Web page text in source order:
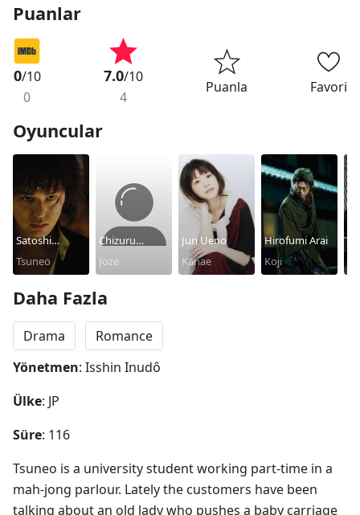
Puanlar
0/10
0
7.0/10
4
Puanla Favori
Oyuncular
Satoshi
Tsumabuki
Tsuneo
Chizuru
Ikewaki
Joze
Juri Ueno
Kanae
Hirofumi Arai
Koji
Daha Fazla
Drama
Romance
Yönetmen: Isshin Inudô
Ülke: JP
Süre: 116
Tsuneo is a university student working part-time in a
mah-jong parlour. Lately the customers have been
talking about an old lady who pushes a baby carriage